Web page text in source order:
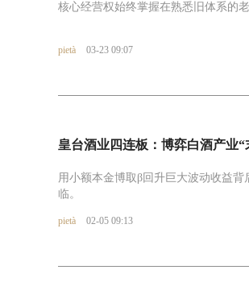
核心经营权始终掌握在熟悉旧体系的
pietà 03-23 09:07
皇台酒业四连板：博弈白酒产业“
用小额本金博取β回升巨大波动收益
临。
pietà 02-05 09:13